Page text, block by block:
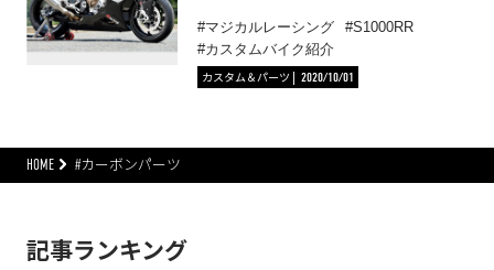
マジカルレーシング
S1000RR
カスタムバイク紹介
カスタム＆パーツ
2020/10/01
HOME #カーボンパーツ
記事ランキング